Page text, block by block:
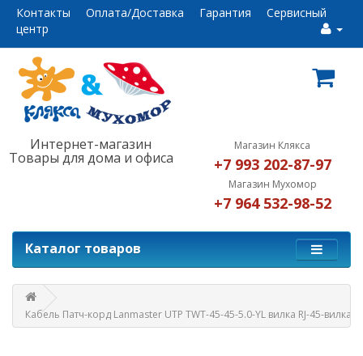
Контакты Оплата/Доставка Гарантия
Сервисный
центр
Интернет-магазин
Товары для дома и офиса
Магазин Клякса
+7 993 202-87-97
Магазин Мухомор
+7 964 532-98-52
Каталог товаров
Кабель Патч-корд Lanmaster UTP TWT-45-45-5.0-YL вилка RJ-45-вилка